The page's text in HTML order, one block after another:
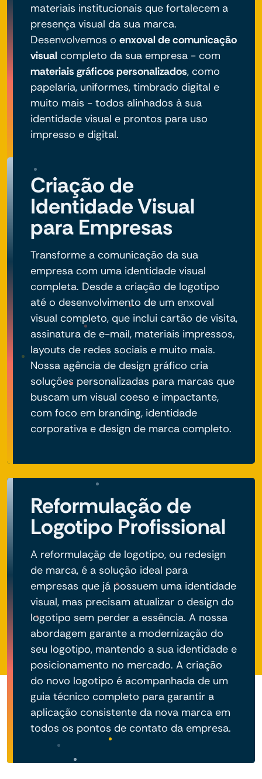
materiais institucionais que fortalecem a
presença visual da sua marca.
Desenvolvemos o enxoval de comunicação
visual completo da sua empresa - com
materiais gráficos personalizados, como
papelaria, uniformes, timbrado digital e
muito mais - todos alinhados à sua
identidade visual e prontos para uso
impresso e digital.
Criação de
Identidade Visual
para Empresas
Transforme a comunicação da sua
empresa com uma identidade visual
completa. Desde a criação de logotipo
até o desenvolvimento de um enxoval
visual completo, que inclui cartão de visita,
assinatura de e-mail, materiais impressos,
layouts de redes sociais e muito mais.
Nossa agência de design gráfico cria
soluções personalizadas para marcas que
buscam um visual coeso e impactante,
com foco em branding, identidade
corporativa e design de marca completo.
Reformulação de
Logotipo Profissional
A reformulação de logotipo, ou redesign
de marca, é a solução ideal para
empresas que já possuem uma identidade
visual, mas precisam atualizar o design do
logotipo sem perder a essência. A nossa
abordagem garante a modernização do
seu logotipo, mantendo a sua identidade e
posicionamento no mercado. A criação
do novo logotipo é acompanhada de um
guia técnico completo para garantir a
aplicação consistente da nova marca em
todos os pontos de contato da empresa.